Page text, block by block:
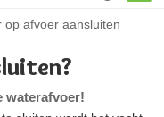
op afvoer aansluiten
waterafvoer!